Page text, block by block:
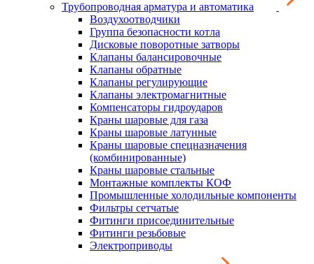
Трубопроводная арматура и автоматика
Воздухоотводчики
Группа безопасности котла
Дисковые поворотные затворы
Клапаны балансировочные
Клапаны обратные
Клапаны регулирующие
Клапаны электромагнитные
Компенсаторы гидроударов
Краны шаровые для газа
Краны шаровые латунные
Краны шаровые спецназначения
(комбинированные)
Краны шаровые стальные
Монтажные комплекты КОФ
Промышленные холодильные компоненты
Фильтры сетчатые
Фитинги присоединительные
Фитинги резьбовые
Электроприводы